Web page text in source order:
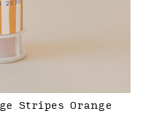
Stripes Orange